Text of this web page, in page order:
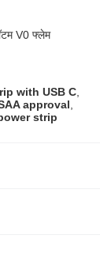
V0 फ्लेम
with USB C
approval
strip